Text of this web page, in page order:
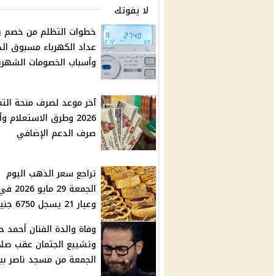
لا يفوتك
خطوات التظلم من خصم
عداد الكهرباء مسبوق
وأسباب الخصومات
آخر موعد لصرف منحة
2026 وطرق الاستعلام
صرف الدعم الإضافي
تراجع سعر الذهب اليوم
الجمعة
وعيار 21 يسجل 6750 جنيه
وفاة والدة الفنان
وتشييع الجثمان عقب
الجمعة من مسجد ناصر